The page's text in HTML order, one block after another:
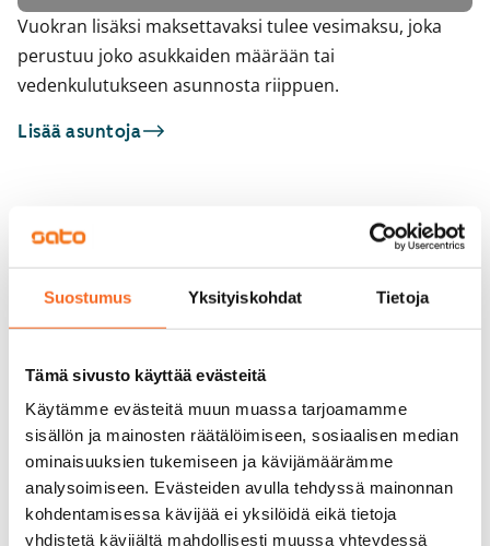
Suostumus Yksityiskohdat Tietoja
Tämä sivusto käyttää evästeitä
Käytämme evästeitä muun muassa tarjoamamme
sisällön ja mainosten räätälöimiseen, sosiaalisen median
ominaisuuksien tukemiseen ja kävijämäärämme
analysoimiseen. Evästeiden avulla tehdyssä mainonnan
kohdentamisessa kävijää ei yksilöidä eikä tietoja
yhdistetä kävijältä mahdollisesti muussa yhteydessä
Vuokran lisäksi maksettavaksi tulee vesimaksu, joka
perustuu joko asukkaiden määrään tai
vedenkulutukseen asunnosta riippuen.
Lisää asuntoja
Sinua saattaisi kiinnostaa myös
14
Ida Aalbergin tie 3a
53 m² · 2h+k
Vapautumassa 1.9.
869 €
Ida Aalbergin tie 3a
Vapautumassa 1.9.